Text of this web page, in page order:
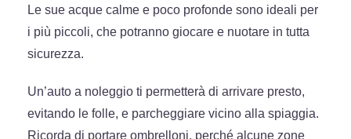
Le sue acque calme e poco profonde sono ideali per
i più piccoli, che potranno giocare e nuotare in tutta
sicurezza.
Un’auto a noleggio ti permetterà di arrivare presto,
evitando le folle, e parcheggiare vicino alla spiaggia.
Ricorda di portare ombrelloni, perché alcune zone